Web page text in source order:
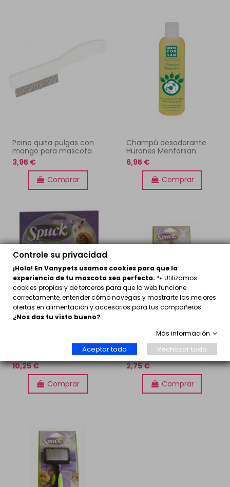
Peine quita pulgas con
mango para mascota
3,95 €
Comprar
Champú desodorante
Hurones Menforsan
6,95 €
Comprar
Set Aseo para Roedores
10,25 €
Comprar
Lima con mango goma
para roedores
2,75 €
Comprar
Controle su privacidad
¡Hola! En Vanypets usamos cookies para que la
experiencia de tu mascota sea perfecta. 🐾 Utilizamos
cookies propias y de terceros para que la web funcione
correctamente, entender cómo navegas y mostrarte las mejores
ofertas en alimentación y accesorios para tus compañeros.
¿Nos das tu visto bueno?
Más información
Aceptar todo Rechazar todo